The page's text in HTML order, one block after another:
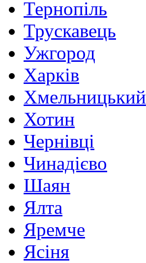
Тернопіль
Трускавець
Ужгород
Харків
Хмельницький
Хотин
Чернівці
Чинадієво
Шаян
Ялта
Яремче
Ясіня